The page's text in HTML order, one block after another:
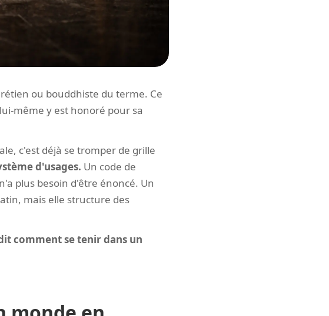
ou bouddhiste du terme. Ce
même y est honoré pour sa
c'est déjà se tromper de grille
d'usages. Un code de
plus besoin d'être énoncé. Un
mais elle structure des
comment se tenir dans un